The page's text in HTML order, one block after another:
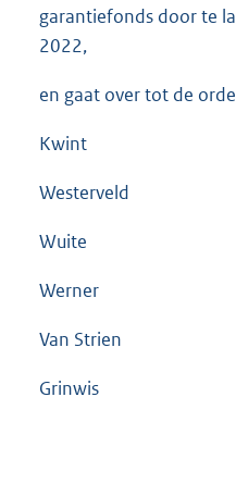
garantiefonds door te
2022,
en gaat over tot de
Kwint
Westerveld
Wuite
Werner
Van Strien
Grinwis